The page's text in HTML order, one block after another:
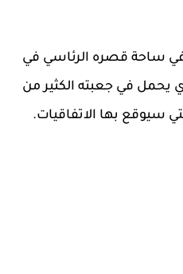
ساحة قصره الرئاسي في
يحمل في جعبته الكثير من
سيوقع بها الاتفاقيات.